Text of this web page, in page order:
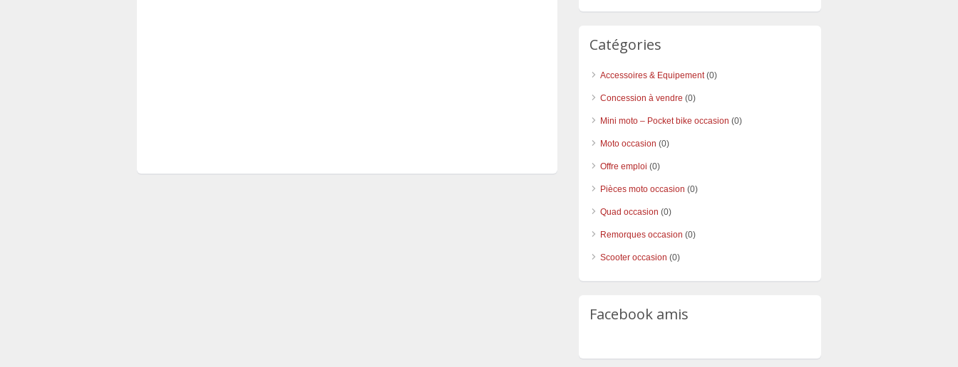
Catégories
Accessoires & Equipement(0)
Concession à vendre (0)
Mini moto – Pocket bike occasion (0)
Moto occasion (0)
Offre emploi (0)
Pièces moto occasion (0)
Quad occasion (0)
Remorques occasion (0)
Scooter occasion (0)
Facebook amis